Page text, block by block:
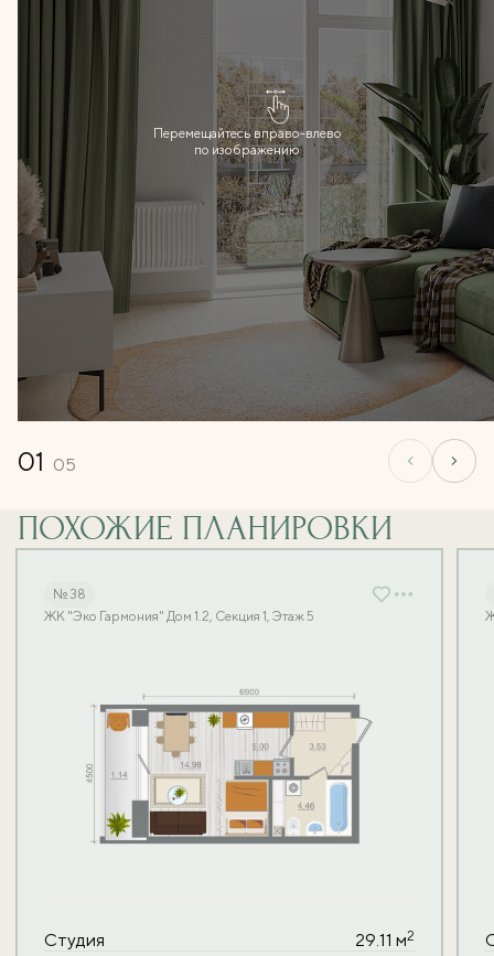
Перемещайтесь вправо-влево
по изображению
01 05
ПОХОЖИЕ ПЛАНИРОВКИ
№ 38
ЖК "Эко Гармония" Дом 1.2, Секция 1, Этаж 5
Студия 29.11 м2